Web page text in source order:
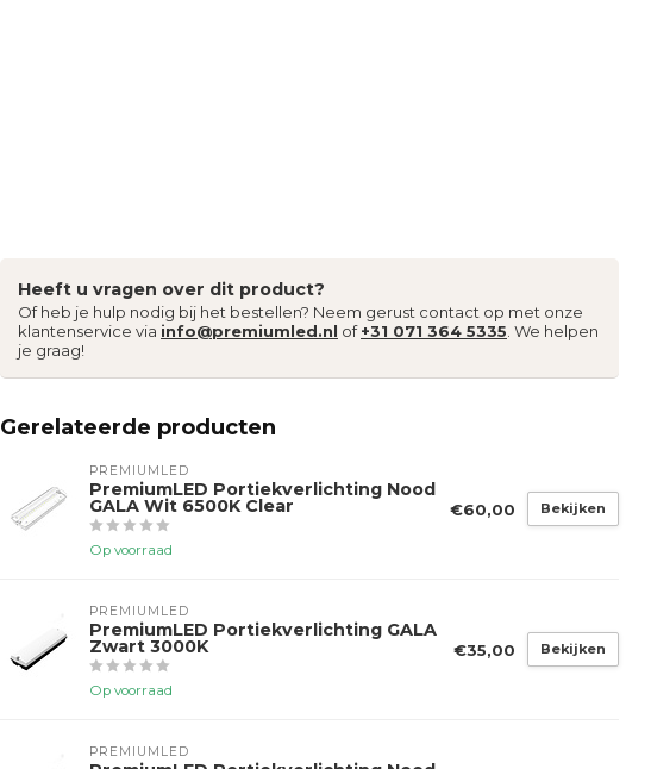
Heeft u vragen over dit product?
Of heb je hulp nodig bij het bestellen? Neem gerust contact op met onze
klantenservice via info@premiumled.nl of+31 071 364 5335 . We helpen
je graag!
Gerelateerde producten
PREMIUMLED
PremiumLED Portiekverlichting Nood
GALA Wit 6500K Clear
Op voorraad
€60,00 Bekijken
PREMIUMLED
PremiumLED Portiekverlichting GALA
Zwart 3000K
Op voorraad
€35,00 Bekijken
PREMIUMLED